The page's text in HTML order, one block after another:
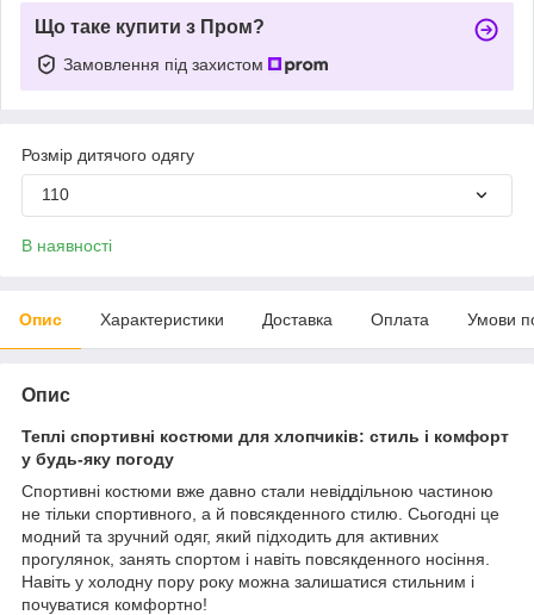
Що таке купити з Пром?
Замовлення під захистом
Розмір дитячого одягу
110
В наявності
Опис Характеристики Доставка Оплата Умови
Опис
Теплі спортивні костюми для хлопчиків: стиль і комфорт
у будь-яку погоду
Спортивні костюми вже давно стали невіддільною частиною
не тільки спортивного, а й повсякденного стилю. Сьогодні це
модний та зручний одяг, який підходить для активних
прогулянок, занять спортом і навіть повсякденного носіння.
Навіть у холодну пору року можна залишатися стильним і
почуватися комфортно!